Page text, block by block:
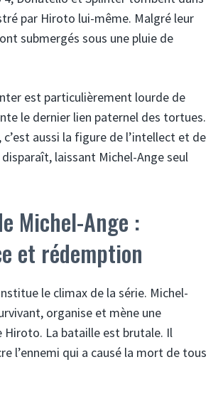
par Hiroto lui-même. Malgré leur
submergés sous une pluie de
est particulièrement lourde de
le dernier lien paternel des tortues.
aussi la figure de l’intellect et de
laissant Michel-Ange seul
Michel-Ange :
et rédemption
le climax de la série. Michel-
organise et mène une
Hiroto. La bataille est brutale. Il
l’ennemi qui a causé la mort de tous